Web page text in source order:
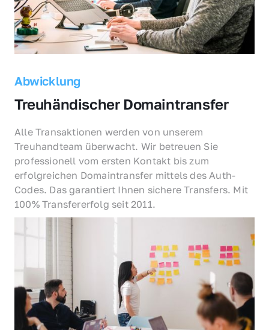
Abwicklung
Treuhändischer Domaintransfer
Alle Transaktionen werden von unserem
Treuhandteam überwacht. Wir betreuen Sie
professionell vom ersten Kontakt bis zum
erfolgreichen Domaintransfer mittels des Auth-
Codes. Das garantiert Ihnen sichere Transfers. Mit
100% Transfererfolg seit 2011.